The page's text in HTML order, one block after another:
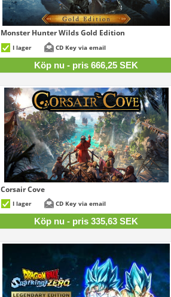
Monster Hunter Wilds Gold Edition
666,25 SEK
I lager CD Key via email
Köp nu - pris 666,25 SEK
Corsair Cove
335,63 SEK
I lager CD Key via email
Köp nu - pris 335,63 SEK